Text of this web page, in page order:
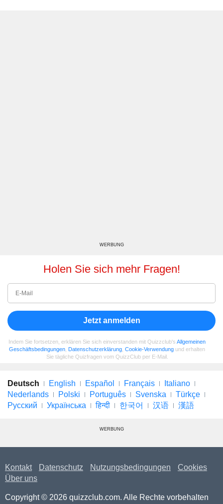
WERBUNG
Holen Sie sich mehr Fragen!
Jetzt anmelden
Indem Sie fortsetzen, erklären Sie sich einverstanden mit Quizzclub's Allgemeinen
Geschäftsbedingungen Datenschutzerklärung Cookie-Verwendung und erhalten
Sie tägliche Quizfragen vom QuizzClub per E-Mail.
Deutsch English Español Français
Italiano
Nederlands
Polski Português Svenska
Türkçe
Русский
Українська हिन्दी 한국어 汉语 漢語
WERBUNG
Kontakt Datenschutz Nutzungsbedingungen
Cookies
Über uns
Copyright © 2026 quizzclub.com. Alle Rechte vorbehalten